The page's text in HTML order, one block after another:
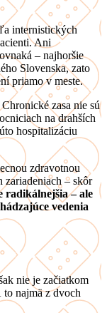
internistických
Ani
– najhoršie
Slovenska, zato
priamo v meste.
zasa nie sú
na drahších
hospitalizáciu
zdravotnou
– skôr
radikálnejšia – ale
vedenia
nie je začiatkom
najmä z dvoch